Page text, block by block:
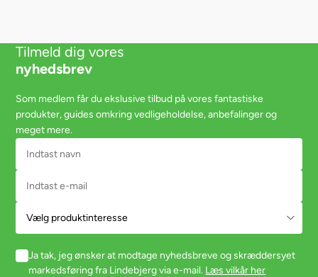
Tilmeld dig vores
nyhedsbrev
Som medlem får du ekslusive tilbud på vores fantastiske
produkter, guides omkring vedligeholdelse, anbefalinger og
meget mere.
Ja tak, jeg ønsker at modtage nyhedsbreve og skræddersyet
markedsføring fra Lindebjerg via e-mail. Læs vilkår her